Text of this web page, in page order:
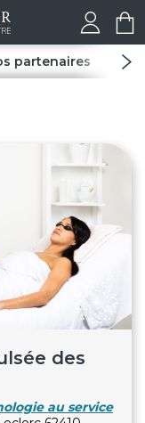
partenaires Spas
des
au service